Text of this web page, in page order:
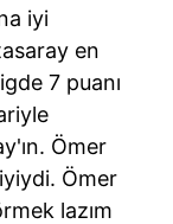
iyi
en
7 puanı
Ömer
Ömer
lazım